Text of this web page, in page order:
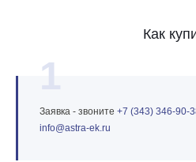
Как
1
Заявка - звоните +7 (343)
info@astra‑ek.ru